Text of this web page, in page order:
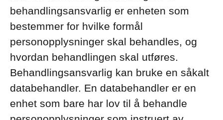
behandlingsansvarlig er enheten som
bestemmer for hvilke formål
personopplysninger skal behandles, og
hvordan behandlingen skal utføres.
Behandlingsansvarlig kan bruke en såkalt
databehandler. En databehandler er en
enhet som bare har lov til å behandle